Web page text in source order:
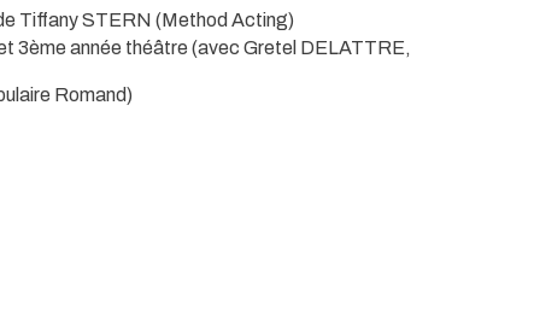
Tiffany STERN (Method Acting)
3ème année théâtre (avec Gretel DELATTRE,
Romand)